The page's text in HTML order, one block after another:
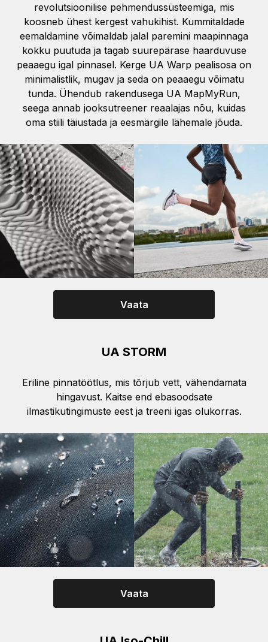
revolutsioonilise pehmendussüsteemiga, mis
koosneb ühest kergest vahukihist. Kummitaldade
eemaldamine võimaldab jalal paremini maapinnaga
kokku puutuda ja tagab suurepärase haarduvuse
peaaegu igal pinnasel. Kerge UA Warp pealisosa on
minimalistlik, mugav ja seda on peaaegu võimatu
tunda. Ühendub rakendusega UA MapMyRun,
seega annab jooksutreener reaalajas nõu, kuidas
oma stiili täiustada ja eesmärgile lähemale jõuda.
Vaata
UA STORM
Eriline pinnatöötlus, mis tõrjub vett, vähendamata
hingavust. Kaitse end ebasoodsate
ilmastikutingimuste eest ja treeni igas olukorras.
Vaata